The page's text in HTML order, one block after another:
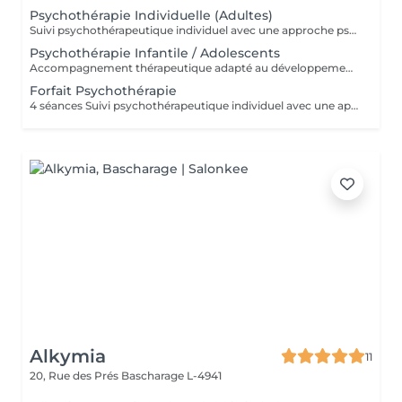
Psychothérapie Individuelle (Adultes)
Suivi psychothérapeutique individuel avec une approche psychanalytique, axé sur la connaissance de soi, l'élaboration émotionnelle, la réduction de l'anxiété et l'amélioration de la qualité de vie. SPM et Santé de la Femme Accompagnement thérapeutique axé sur la santé émotionnelle et hormonale de la femme, pouvant intégrer la psychothérapie et l'acupuncture.
Psychothérapie Infantile / Adolescents
Accompagnement thérapeutique adapté au développement émotionnel des enfants et des adolescents, avec un accent sur le comportement, les émotions et les liens familiaux. Éducation Sexuelle Émotionnelle Séances éducatives et thérapeutiques favorisant le développement sain de la sexualité, des émotions, des limites et de la communication. Prévention des Abus Sexuels Interventions psychoéducatives axées sur la prévention des abus sexuels, renforçant la conscience corporelle, émotionnelle et les stratégies de protection.
Forfait Psychothérapie
4 séances Suivi psychothérapeutique individuel avec une approche psychanalytique, axé sur la connaissance de soi, l’élaboration émotionnelle, la réduction de l’anxiété et l’amélioration de la qualité de vie.
Alkymia
11
20, Rue des Prés Bascharage L-4941